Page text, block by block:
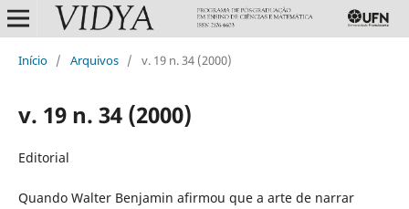
Início / Arquivos / v. 19 n. 34 (2000)
v. 19 n. 34 (2000)
Editorial
Quando Walter Benjamin afirmou que a arte de narrar